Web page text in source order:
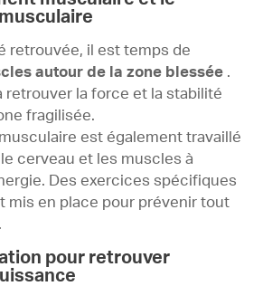
retrouvée, il est temps de
autour de la zone blessée .
retrouver la force et la stabilité
fragilisée.
est également travaillé
cerveau et les muscles à
Des exercices spécifiques
mis en place pour prévenir tout
pour retrouver